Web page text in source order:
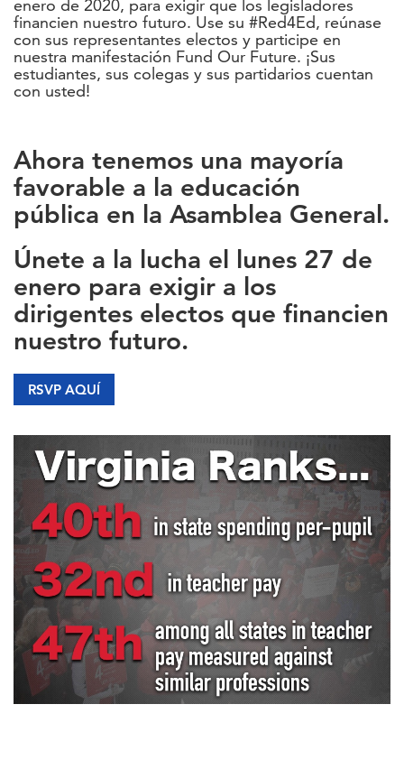
enero de 2020, para exigir que los legisladores
financien nuestro futuro. Use su #Red4Ed, reúnase
con sus representantes electos y participe en
nuestra manifestación Fund Our Future. ¡Sus
estudiantes, sus colegas y sus partidarios cuentan
con usted!
Ahora tenemos una mayoría
favorable a la educación
pública en la Asamblea General.
Únete a la lucha el lunes 27 de
enero para exigir a los
dirigentes electos que financien
nuestro futuro.
RSVP AQUÍ